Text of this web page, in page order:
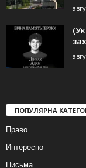
ПОПУЛЯРНА
Право
Интересно
Письма